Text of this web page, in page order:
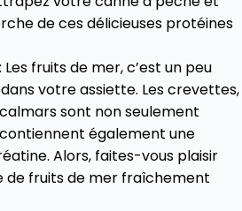
de ces délicieuses protéines
fruits de mer, c’est un peu
votre assiette. Les crevettes,
sont non seulement
contiennent également une
Alors, faites-vous plaisir
de fruits de mer fraîchement